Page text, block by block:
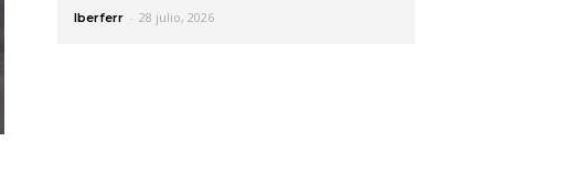
Iberferr - 28 julio, 2026